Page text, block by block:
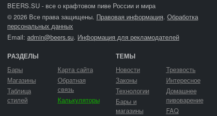
BEERS.SU - все о крафтовом пиве России и мира
© 2026 Все права защищены. Правовая информация. Обработка
персональных данных
Email: admin@beers.su. Информация для рекламодателей
РАЗДЕЛЫ
Бары
Магазины
Таблица
стилей
Карта сайта
Обратная
связь
Калькуляторы
ТЕМЫ
Новости
Законы
Технологии
Бары и
магазины
Трезвость
Интересное
Домашнее
пивоварение
FAQ